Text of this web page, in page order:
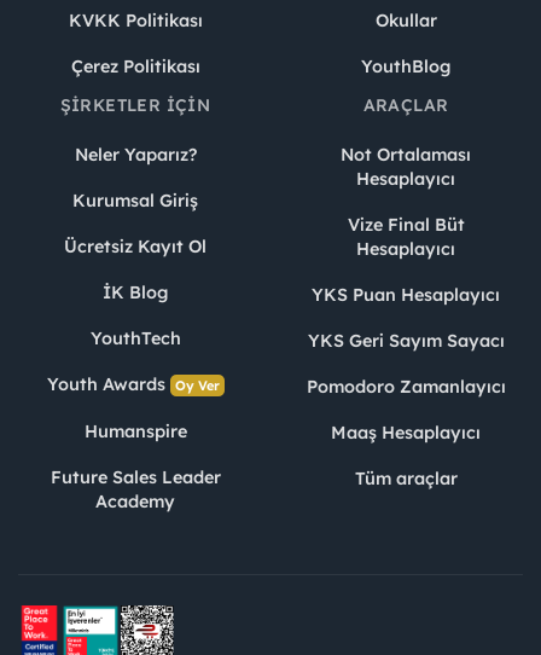
KVKK Politikası
Çerez Politikası
Okullar
YouthBlog
ŞIRKETLER İÇIN
Neler Yaparız?
Kurumsal Giriş
Ücretsiz Kayıt Ol
İK Blog
YouthTech
Youth Awards Oy Ver
Humanspire
Future Sales Leader
Academy
ARAÇLAR
Not Ortalaması
Hesaplayıcı
Vize Final Büt
Hesaplayıcı
YKS Puan Hesaplayıcı
YKS Geri Sayım Sayacı
Pomodoro Zamanlayıcı
Maaş Hesaplayıcı
Tüm araçlar